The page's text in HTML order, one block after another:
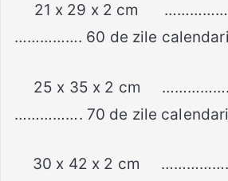
21 x 29 x 2 cm
……………. 60 de zile
25 x 35 x 2 cm
……………. 70 de zile
30 x 42 x 2 cm